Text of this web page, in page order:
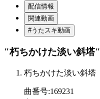
配信情報
関連動画
#うたスキ動画
"朽ちかけた淡い斜塔"
朽ちかけた淡い斜塔
曲番号:169231